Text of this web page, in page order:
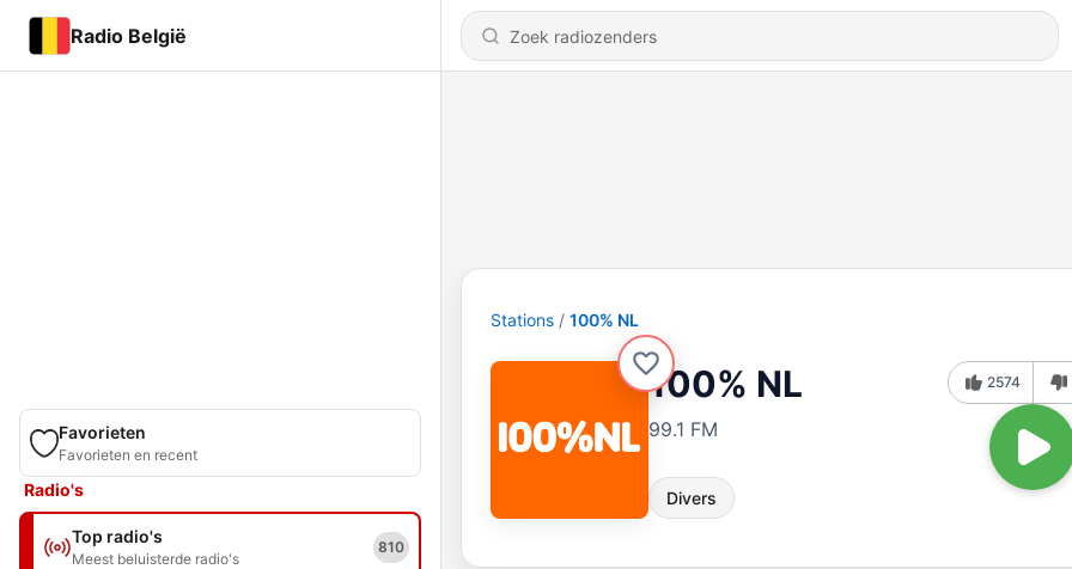
Radio België
Favorieten
Favorieten en recent
Radio's
Top radio's
Meest beluisterde radio's
810
Stations 100% NL
100% NL
99.1 FM
Divers
2574